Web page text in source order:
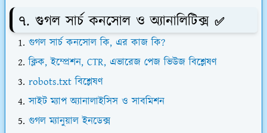
৭. গুগল সার্চ কনসোল ও অ্যানালিটিক্স ✅
গুগল সার্চ কনসোল কি, এর কাজ কি?
ক্লিক, ইম্প্রেশন, CTR, এভারেজ পেজ ভিউজ বিশ্লেষণ
robots.txt বিশ্লেষণ
সাইট ম্যাপ অ্যানালাইসিস ও সাবমিশন
গুগল ম্যানুয়াল ইনডেক্স